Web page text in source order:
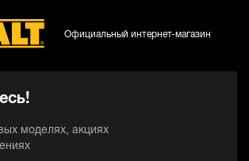
моделях, акциях
Официальный интернет-магазин